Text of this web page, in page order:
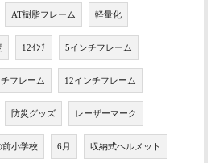
AT樹脂フレーム 軽量化
12ｲﾝﾁ 5インチフレーム
フレーム 12インチフレーム
防災グッズ レーザーマーク
前小学校 6月 収納式ヘルメット